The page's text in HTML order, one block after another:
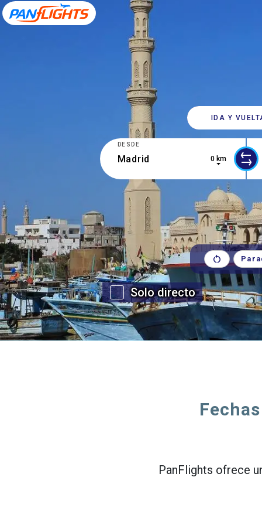
IDA Y
0 results are available, use up and
DESDE
0 km
2
Solo directo
PanFlights ofrece